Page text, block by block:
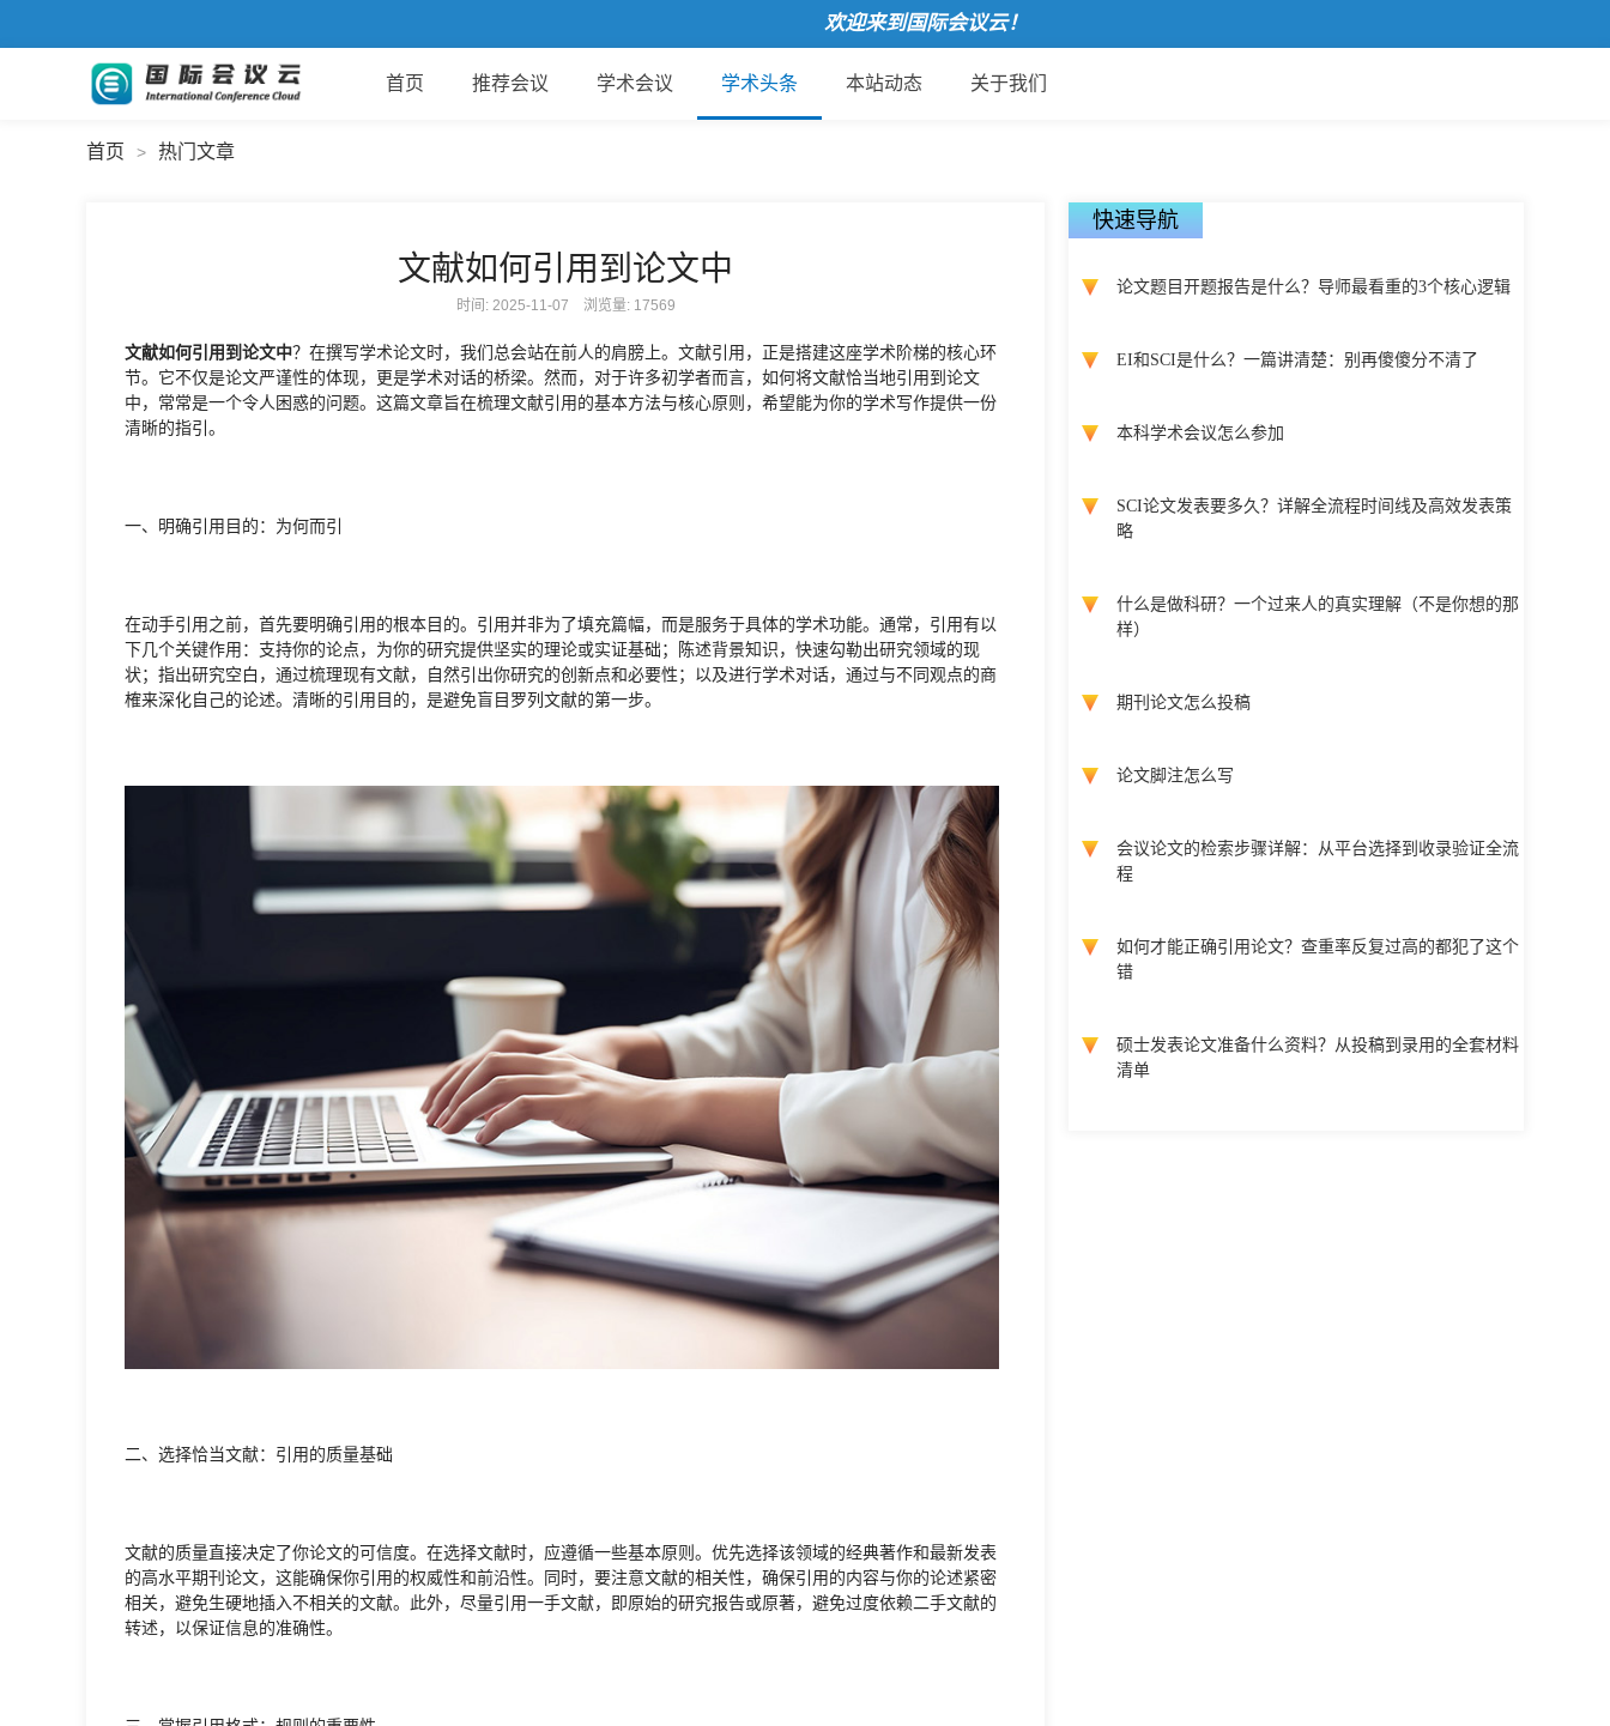
欢迎来到国际会议云！
首页 推荐会议 学术会议 学术头条 本站动态 关于我们
首页 > 热门文章
文献如何引用到论文中
时间: 2025-11-07 浏览量: 17569
文献如何引用到论文中？在撰写学术论文时，我们总会站在前人的肩膀上。文献引用，正是搭建这座学术阶梯的核心环
节。它不仅是论文严谨性的体现，更是学术对话的桥梁。然而，对于许多初学者而言，如何将文献恰当地引用到论文
中，常常是一个令人困惑的问题。这篇文章旨在梳理文献引用的基本方法与核心原则，希望能为你的学术写作提供一份
清晰的指引。
一、明确引用目的：为何而引
在动手引用之前，首先要明确引用的根本目的。引用并非为了填充篇幅，而是服务于具体的学术功能。通常，引用有以
下几个关键作用：支持你的论点，为你的研究提供坚实的理论或实证基础；陈述背景知识，快速勾勒出研究领域的现
状；指出研究空白，通过梳理现有文献，自然引出你研究的创新点和必要性；以及进行学术对话，通过与不同观点的商
榷来深化自己的论述。清晰的引用目的，是避免盲目罗列文献的第一步。
二、选择恰当文献：引用的质量基础
文献的质量直接决定了你论文的可信度。在选择文献时，应遵循一些基本原则。优先选择该领域的经典著作和最新发表
的高水平期刊论文，这能确保你引用的权威性和前沿性。同时，要注意文献的相关性，确保引用的内容与你的论述紧密
相关，避免生硬地插入不相关的文献。此外，尽量引用一手文献，即原始的研究报告或原著，避免过度依赖二手文献的
转述，以保证信息的准确性。
快速导航
论文题目开题报告是什么？导师最看重的3个核心逻辑
EI和SCI是什么？一篇讲清楚：别再傻傻分不清了
本科学术会议怎么参加
SCI论文发表要多久？详解全流程时间线及高效发表策
略
什么是做科研？一个过来人的真实理解（不是你想的那
样）
期刊论文怎么投稿
论文脚注怎么写
会议论文的检索步骤详解：从平台选择到收录验证全流
程
如何才能正确引用论文？查重率反复过高的都犯了这个
错
硕士发表论文准备什么资料？从投稿到录用的全套材料
清单